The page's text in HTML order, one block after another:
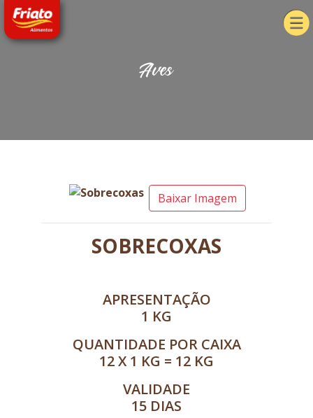
Aves
Baixar Imagem
SOBRECOXAS
APRESENTAÇÃO
1 KG
QUANTIDADE POR CAIXA
12 X 1 KG = 12 KG
VALIDADE
15 DIAS